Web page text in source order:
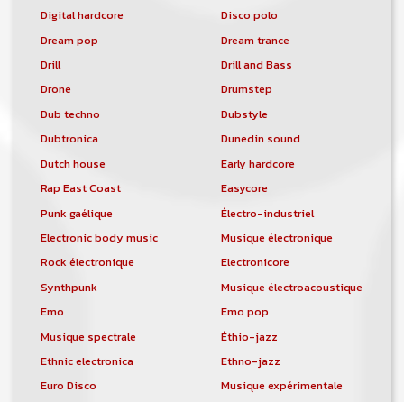
Digital hardcore
Disco polo
Dream pop
Dream trance
Drill
Drill and Bass
Drone
Drumstep
Dub techno
Dubstyle
Dubtronica
Dunedin sound
Dutch house
Early hardcore
Rap East Coast
Easycore
Punk gaélique
Électro-industriel
Electronic body music
Musique électronique
Rock électronique
Electronicore
Synthpunk
Musique électroacoustique
Emo
Emo pop
Musique spectrale
Éthio-jazz
Ethnic electronica
Ethno-jazz
Euro Disco
Musique expérimentale